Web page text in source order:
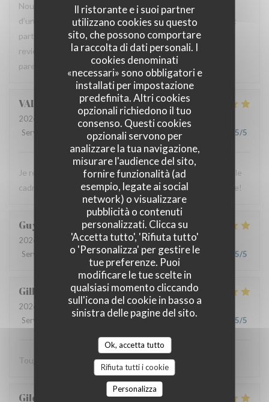
Il ristorante e i suoi partner
utilizzano cookies su questo
sito, che possono comportare
la raccolta di dati personali. I
cookies denominati
«necessari» sono obbligatori e
installati per impostazione
predefinita. Altri cookies
opzionali richiedono il tuo
consenso. Questi cookies
opzionali servono per
analizzare la tua navigazione,
misurare l'audience del sito,
fornire funzionalità (ad
esempio, legate ai social
network) o visualizzare
pubblicità o contenuti
personalizzati. Clicca su
'Accetta tutto', 'Rifiuta tutto'
o 'Personalizza' per gestire le
tue preferenze. Puoi
modificare le tue scelte in
qualsiasi momento cliccando
sull'icona del cookie in basso a
sinistra delle pagine del sito.
Ok, accetta tutto
Rifiuta tutti i cookie
Personalizza
Nous avons passé un excellent moment. Les plats étaient
d’une grande finesse avec un bel équilibre. Le service était
particulièrement attentionné et très chaleureux. Nous
reviendrons. Merci à l’équipe pour cette très belle
parenthèse.
VALERIE
2026-07-23
- 20:15 - Ospiti 3
Servizio
Atmosfera: 5 /5 Cucina:5/5 Qualità / Prezzo 5/5
Je recommande ce restaurant car on y mange très bien et le
cadre champêtre est très agréable, le service irréprochable!
Guy
2026-07-23
- 13:00 - Ospiti 4
Servizio
Atmosfera:5/5 Cucina: 5/5 Qualità / Prezzo 5/5
Gilbert
2026-07-21
- 12:30 - Ospiti 2
Servizio
Cucina 5/5
Toujours excellent, service remarquable
Gildas